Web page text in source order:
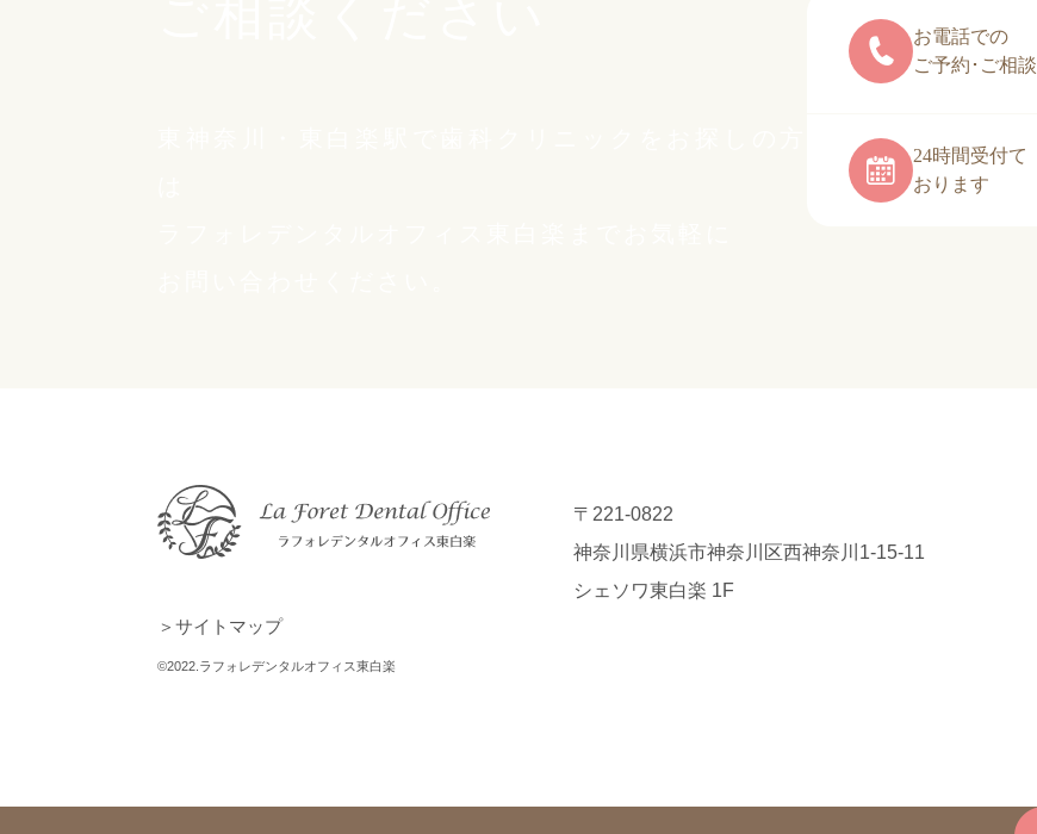
お電話での
ご予約･ご相談
24時間受付て
おります
＞サイトマップ
©2022.ラフォレデンタルオフィス東白楽
〒221-0822
神奈川県横浜市神奈川区西神奈川1-15-11
シェソワ東白楽 1F